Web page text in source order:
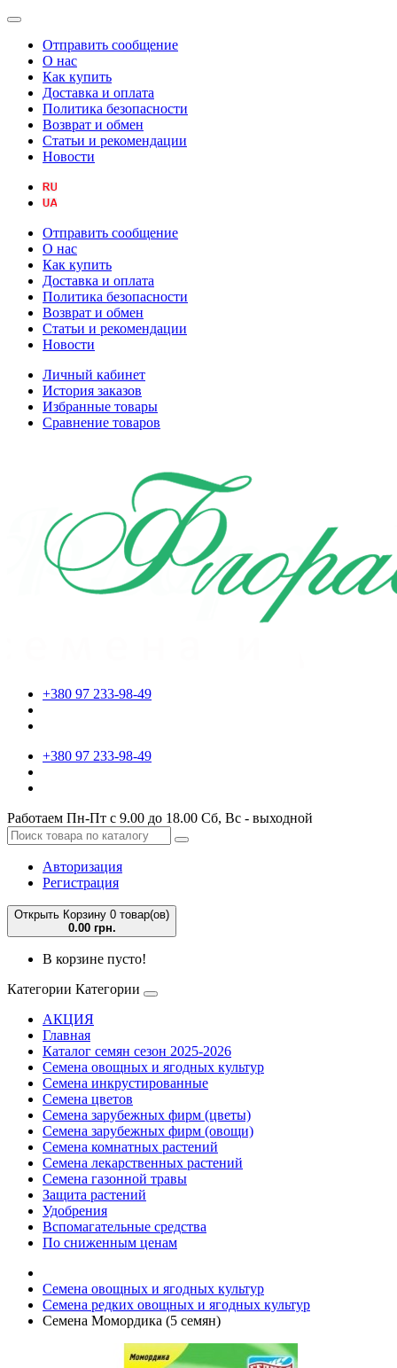
Отправить сообщение
О нас
Как купить
Доставка и оплата
Политика безопасности
Возврат и обмен
Статьи и рекомендации
Новости
Отправить сообщение
О нас
Как купить
Доставка и оплата
Политика безопасности
Возврат и обмен
Статьи и рекомендации
Новости
Личный кабинет
История заказов
Избранные товары
Сравнение товаров
+380 97 233-98-49
+380 97 233-98-49
Работаем Пн-Пт с 9.00 до 18.00 Сб, Вс - выходной
Авторизация
Регистрация
Открыть Корзину 0 товар(ов)
0.00 грн.
В корзине пусто!
Категории Категории
АКЦИЯ
Главная
Каталог семян сезон 2025-2026
Семена овощных и ягодных культур
Семена инкрустированные
Семена цветов
Семена зарубежных фирм (цветы)
Семена зарубежных фирм (овощи)
Семена комнатных растений
Семена лекарственных растений
Семена газонной травы
Защита растений
Удобрения
Вспомагательные средства
По сниженным ценам
Семена овощных и ягодных культур
Семена редких овощных и ягодных культур
Семена Момордика (5 семян)